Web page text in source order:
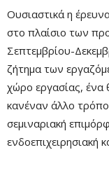
Time
Ουσιαστικά η
στο πλαίσιο των
Σεπτεμβρίου-
ζήτημα των
χώρο εργασίας, ένα
κανέναν άλλο
σεμιναριακή
ενδοεπιχειρησιακή